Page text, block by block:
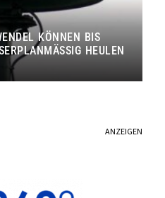
KÖNNEN BIS
HEULEN
ANZEIGEN